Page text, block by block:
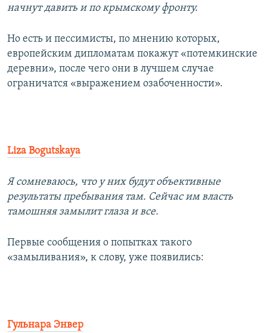
начнут давить и по крымскому фронту.
Но есть и пессимисты, по мнению которых,
европейским дипломатам покажут «потемкинские
деревни», после чего они в лучшем случае
ограничатся «выражением озабоченности».
Liza Bogutskaya
Я сомневаюсь, что у них будут объективные
результаты пребывания там. Сейчас им власть
тамошняя замылит глаза и все.
Первые сообщения о попытках такого
«замыливания», к слову, уже появились:
Гульнара Энвер